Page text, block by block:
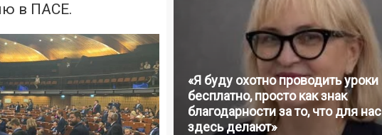
в ПАСЕ.
«Я буду охотно проводить уроки
бесплатно, просто как знак
благодарности за то, что для нас
здесь делают»